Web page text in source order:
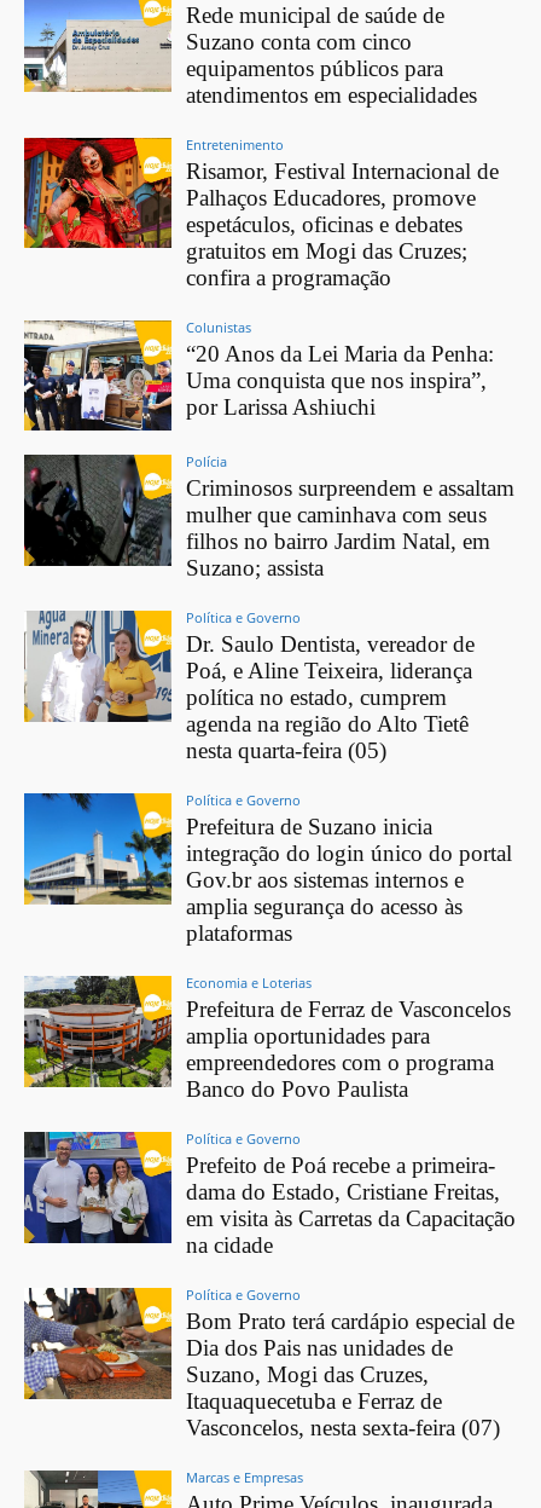
Rede municipal de saúde de
Suzano conta com cinco
equipamentos públicos para
atendimentos em especialidades
Entretenimento
Risamor, Festival Internacional de
Palhaços Educadores, promove
espetáculos, oficinas e debates
gratuitos em Mogi das Cruzes;
confira a programação
Colunistas
“20 Anos da Lei Maria da Penha:
Uma conquista que nos inspira”,
por Larissa Ashiuchi
Polícia
Criminosos surpreendem e assaltam
mulher que caminhava com seus
filhos no bairro Jardim Natal, em
Suzano; assista
Política e Governo
Dr. Saulo Dentista, vereador de
Poá, e Aline Teixeira, liderança
política no estado, cumprem
agenda na região do Alto Tietê
nesta quarta-feira (05)
Política e Governo
Prefeitura de Suzano inicia
integração do login único do portal
Gov.br aos sistemas internos e
amplia segurança do acesso às
plataformas
Economia e Loterias
Prefeitura de Ferraz de Vasconcelos
amplia oportunidades para
empreendedores com o programa
Banco do Povo Paulista
Política e Governo
Prefeito de Poá recebe a primeira-
dama do Estado, Cristiane Freitas,
em visita às Carretas da Capacitação
na cidade
Política e Governo
Bom Prato terá cardápio especial de
Dia dos Pais nas unidades de
Suzano, Mogi das Cruzes,
Itaquaquecetuba e Ferraz de
Vasconcelos, nesta sexta-feira (07)
Marcas e Empresas